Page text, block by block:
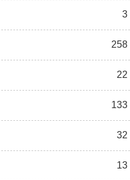
3
258
22
133
32
13